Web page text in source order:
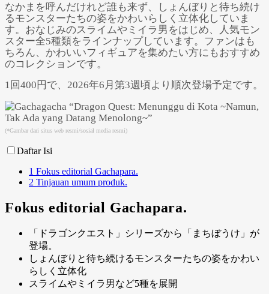
なかまを呼んだけれど誰も来ず、しょんぼりと待ち続け
るモンスターたちの姿をかわいらしく立体化していま
す。おなじみのスライムやミイラ男をはじめ、人気モン
スター全5種類をラインナップしています。ファンはも
ちろん、かわいいフィギュアを集めたい方にもおすすめ
のコレクションです。
1回400円で、2026年6月第3週頃より順次登場予定です。
(*Gambar dari situs web resmi/sosial media resmi)
Daftar Isi
1 Fokus editorial Gachapara.
2 Tinjauan umum produk.
Fokus editorial Gachapara.
「ドラゴンクエスト」シリーズから「まちぼうけ」が
登場。
しょんぼりと待ち続けるモンスターたちの姿をかわい
らしく立体化
スライムやミイラ男など5種を展開